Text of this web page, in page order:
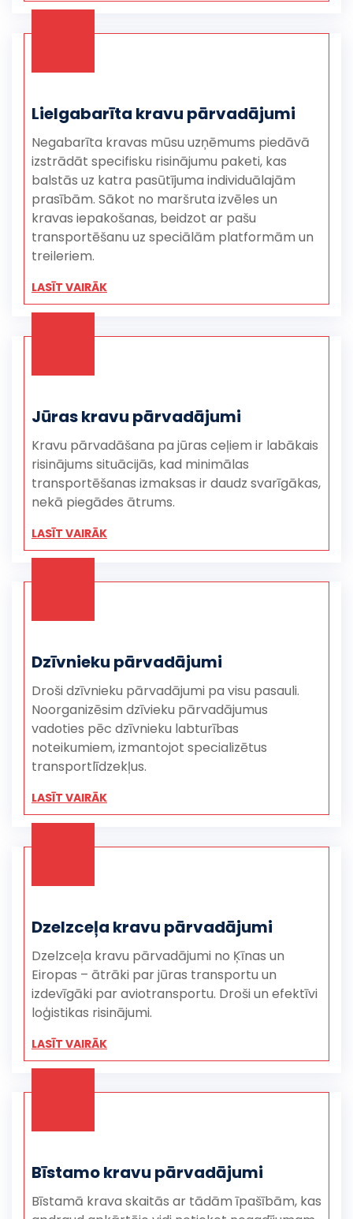
Lielgabarīta kravu pārvadājumi
Negabarīta kravas mūsu uzņēmums piedāvā
izstrādāt specifisku risinājumu paketi, kas
balstās uz katra pasūtījuma individuālajām
prasībām. Sākot no maršruta izvēles un
kravas iepakošanas, beidzot ar pašu
transportēšanu uz speciālām platformām un
treileriem.
LASĪT VAIRĀK
Jūras kravu pārvadājumi
Kravu pārvadāšana pa jūras ceļiem ir labākais
risinājums situācijās, kad minimālas
transportēšanas izmaksas ir daudz svarīgākas,
nekā piegādes ātrums.
LASĪT VAIRĀK
Dzīvnieku pārvadājumi
Droši dzīvnieku pārvadājumi pa visu pasauli.
Noorganizēsim dzīvieku pārvadājumus
vadoties pēc dzīvnieku labturības
noteikumiem, izmantojot specializētus
transportlīdzekļus.
LASĪT VAIRĀK
Dzelzceļa kravu pārvadājumi
Dzelzceļa kravu pārvadājumi no Ķīnas un
Eiropas – ātrāki par jūras transportu un
izdevīgāki par aviotransportu. Droši un efektīvi
loģistikas risinājumi.
LASĪT VAIRĀK
Bīstamo kravu pārvadājumi
Bīstamā krava skaitās ar tādām īpašībām, kas